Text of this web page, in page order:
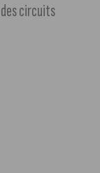
circuits